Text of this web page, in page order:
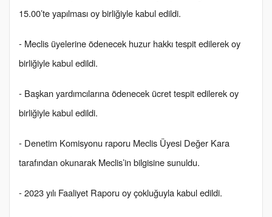
15.00’te yapılması oy birliğiyle kabul edildi.
- Meclis üyelerine ödenecek huzur hakkı tespit edilerek oy
birliğiyle kabul edildi.
- Başkan yardımcılarına ödenecek ücret tespit edilerek oy
birliğiyle kabul edildi.
- Denetim Komisyonu raporu Meclis Üyesi Değer Kara
tarafından okunarak Meclis’in bilgisine sunuldu.
- 2023 yılı Faaliyet Raporu oy çokluğuyla kabul edildi.